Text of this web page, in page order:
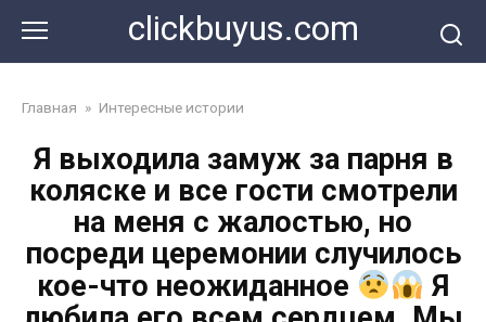
контенту
clickbuyus.com
Главная » Интересные истории
Я выходила замуж за парня в
коляске и все гости смотрели
на меня с жалостью, но
посреди церемонии случилось
кое-что неожиданное
Я